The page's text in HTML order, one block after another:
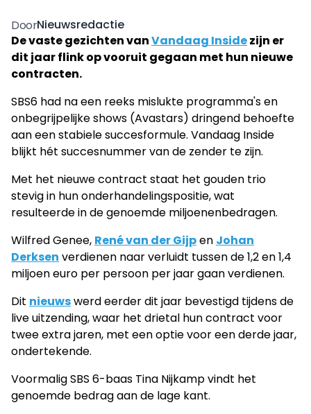
DoorNieuwsredactie
De vaste gezichten vanVandaag Insidezijn er
dit jaar flink op vooruit gegaan met hun nieuwe
contracten.
SBS6 had na een reeks mislukte programma's en
onbegrijpelijke shows (Avastars) dringend behoefte
aan een stabiele succesformule. Vandaag Inside
blijkt hét succesnummer van de zender te zijn.
Met het nieuwe contract staat het gouden trio
stevig in hun onderhandelingspositie, wat
resulteerde in de genoemde miljoenenbedragen.
Wilfred Genee, René van der Gijpen Johan
Derksen verdienen naar verluidt tussen de 1,2 en 1,4
miljoen euro per persoon per jaar gaan verdienen.
Dit nieuwswerd eerder dit jaar bevestigd tijdens de
live uitzending, waar het drietal hun contract voor
twee extra jaren, met een optie voor een derde jaar,
ondertekende.
Voormalig SBS 6-baas Tina Nijkamp vindt het
genoemde bedrag aan de lage kant.